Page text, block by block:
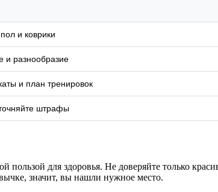
и коврики
и разнообразие
и план тренировок
штрафы
для здоровья. Не доверяйте только
значит, вы нашли нужное место.